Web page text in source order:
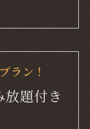
ラン！
放題付き